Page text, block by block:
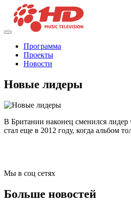
Программа
Проекты
Новости
Новые лидеры
В Британии наконец сменился лидер
стал еще в 2012 году, когда альбом
Мы в соц сетях
Больше новостей